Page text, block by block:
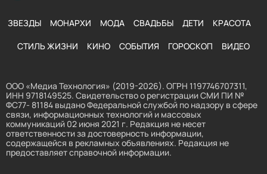
ЗВЕЗДЫ МОНАРХИ МОДА СВАДЬБЫ ДЕТИ КРАСОТА
СТИЛЬ ЖИЗНИ КИНО СОБЫТИЯ ГОРОСКОП ВИДЕО
ООО «Медиа Технология» (2019-2026). ОГРН 1197746707311,
ИНН 9718149525. Свидетельство о регистрации СМИ ПИ №
ФС77- 81184 выдано Федеральной службой по надзору в сфере
связи, информационных технологий и массовых
коммуникаций 02 июня 2021 г. Редакция не несет
ответственности за достоверность информации,
содержащейся в рекламных объявлениях. Редакция не
предоставляет справочной информации.